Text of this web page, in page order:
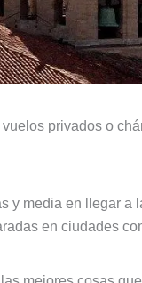
privados o
y media en llegar
en ciudades